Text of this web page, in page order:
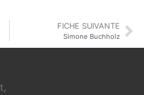
FICHE SUIVANTE
Simone Buchholz